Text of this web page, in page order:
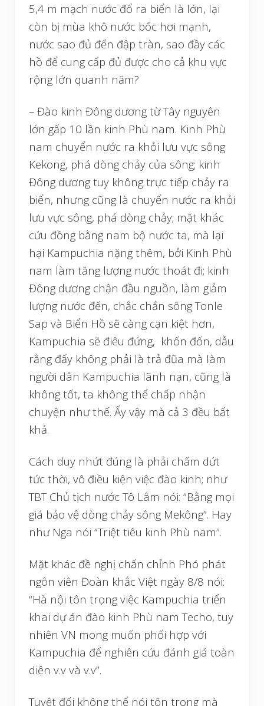
5,4 m mạch nước đổ ra biển là lớn, lại
còn bị mùa khô nước bốc hơi mạnh,
nước sao đủ đến đập tràn, sao đầy các
hồ để cung cấp đủ được cho cả khu vực
rộng lớn quanh năm?
– Đào kinh Đông dương từ Tây nguyên
lớn gấp 10 lần kinh Phù nam. Kinh Phù
nam chuyển nước ra khỏi lưu vực sông
Kekong, phá dòng chảy của sông; kinh
Đông dương tuy không trực tiếp chảy ra
biển, nhưng cũng là chuyển nước ra khỏi
lưu vực sông, phá dòng chảy; mặt khác
cứu đồng bằng nam bộ nước ta, mà lại
hại Kampuchia nặng thêm, bởi Kinh Phù
nam làm tăng lượng nước thoát đi; kinh
Đông dương chận đầu nguồn, làm giảm
lượng nước đến, chắc chắn sông Tonle
Sap và Biển Hồ sẽ càng cạn kiệt hơn,
Kampuchia sẽ điêu đứng, khốn đốn, dẫu
rằng đấy không phải là trả đũa mà làm
người dân Kampuchia lãnh nạn, cũng là
không tốt, ta không thể chấp nhận
chuyện như thế. Ấy vậy mà cả 3 đều bất
khả.
Cách duy nhứt đúng là phải chấm dứt
tức thời, vô điều kiện việc đào kinh; như
TBT Chủ tịch nước Tô Lâm nói: “Bằng mọi
giá bảo vệ dòng chảy sông Mekông”. Hay
như Nga nói “Triệt tiêu kinh Phù nam”.
Mặt khác đề nghị chấn chỉnh Phó phát
ngôn viên Đoàn khắc Việt ngày 8/8 nói:
“Hà nội tôn trọng việc Kampuchia triển
khai dự án đào kinh Phù nam Techo, tuy
nhiên VN mong muốn phối hợp với
Kampuchia để nghiên cứu đánh giá toàn
diện v.v và v.v”.
Tuyệt đối không thể nói tôn trọng mà